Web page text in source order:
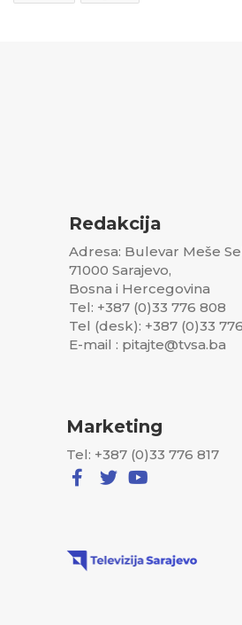
Redakcija
Adresa: Bulevar Meše
71000 Sarajevo,
Bosna i Hercegovina
Tel: +387 (0)33 776 808
Tel (desk): +387 (0)33
E-mail : pitajte@tvsa.ba
Marketing
Tel: +387 (0)33 776 817